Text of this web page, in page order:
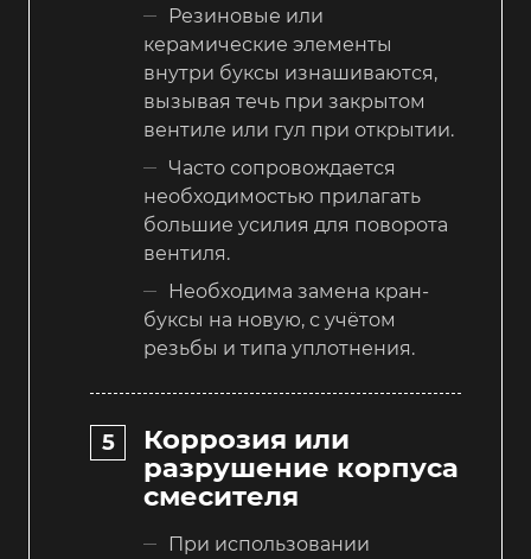
Резиновые или
керамические элементы
внутри буксы изнашиваются,
вызывая течь при закрытом
вентиле или гул при открытии.
Часто сопровождается
необходимостью прилагать
большие усилия для поворота
вентиля.
Необходима замена кран-
буксы на новую, с учётом
резьбы и типа уплотнения.
Коррозия или
разрушение корпуса
смесителя
При использовании